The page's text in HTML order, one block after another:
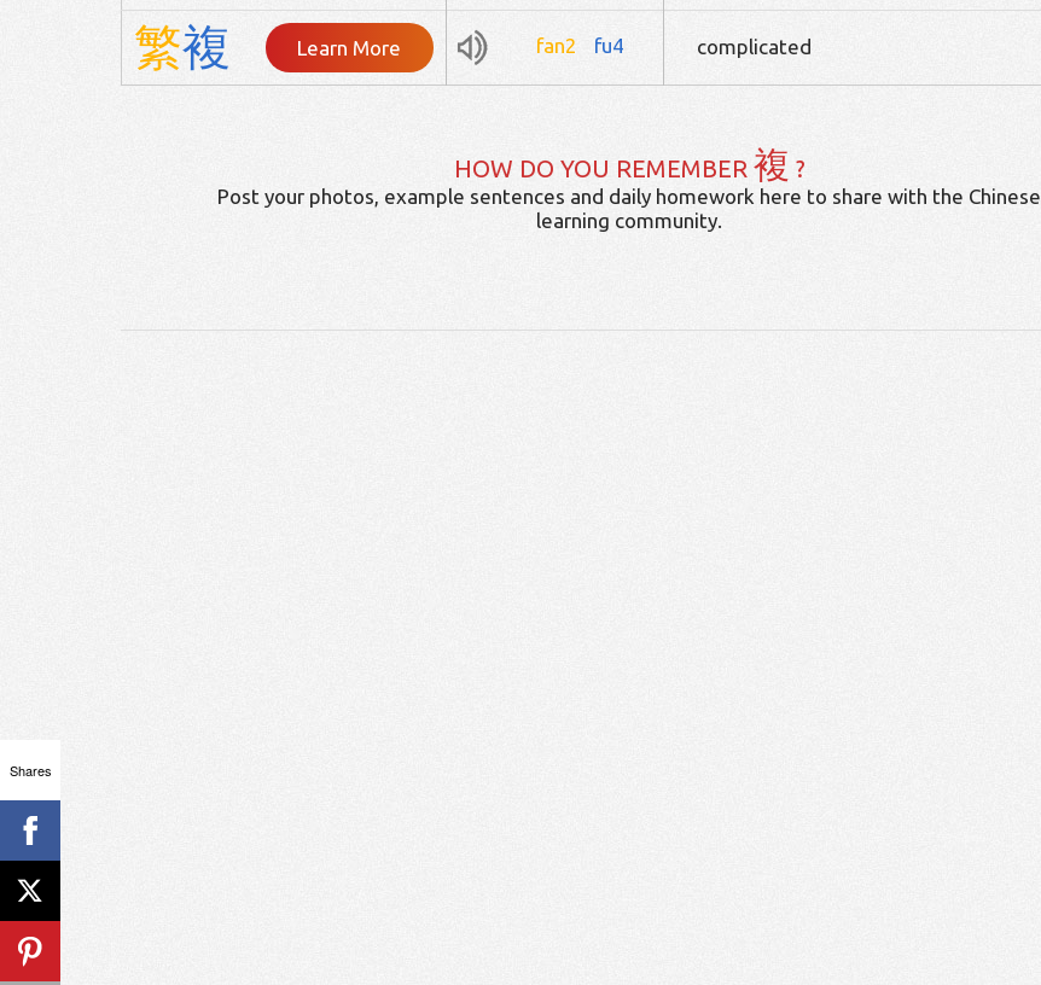
繁複 Learn More fan2 fu4 complicated
HOW DO YOU REMEMBER 複 ?
Post your photos, example sentences and daily homework here to share with the Chinese
learning community.
Shares